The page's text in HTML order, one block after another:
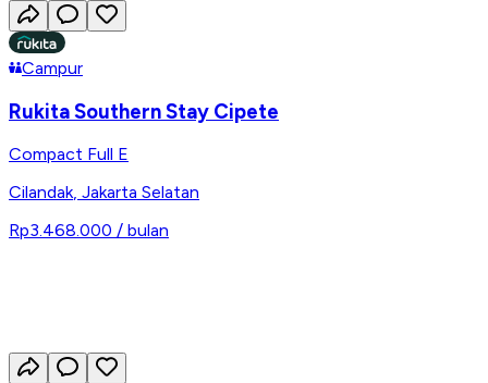
Campur
Rukita Southern Stay Cipete
Compact Full E
Cilandak, Jakarta Selatan
Rp3.468.000 / bulan